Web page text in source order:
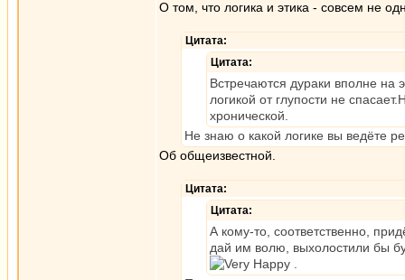
О том, что логика и этика - совсем не
Цитата:
Цитата:
Встречаются дураки вполне на
логикой от глупости не
хронической.
Не знаю о какой логике вы ведёте
Об общеизвестной.
Цитата:
Цитата:
А кому-то, соответственно,
дай им волю, выхолостили бы